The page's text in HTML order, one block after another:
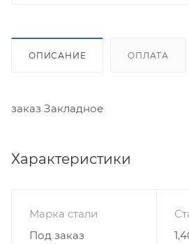
ОПИСАНИЕ ОПЛАТА
заказ Закладное
Характеристики
Марка стали
Под заказ